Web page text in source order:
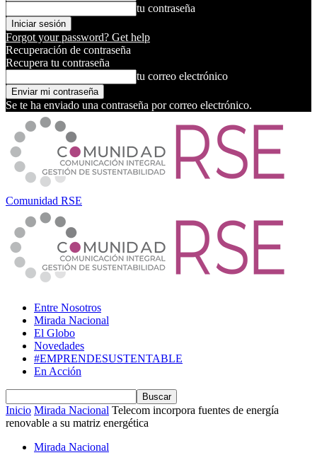
tu contraseña
Forgot your password? Get help
Recuperación de contraseña
Recupera tu contraseña
tu correo electrónico
Se te ha enviado una contraseña por correo electrónico.
Comunidad RSE
Entre Nosotros
Mirada Nacional
El Globo
Novedades
#EMPRENDESUSTENTABLE
En Acción
Inicio Mirada Nacional Telecom incorpora fuentes de energía
renovable a su matriz energética
Mirada Nacional